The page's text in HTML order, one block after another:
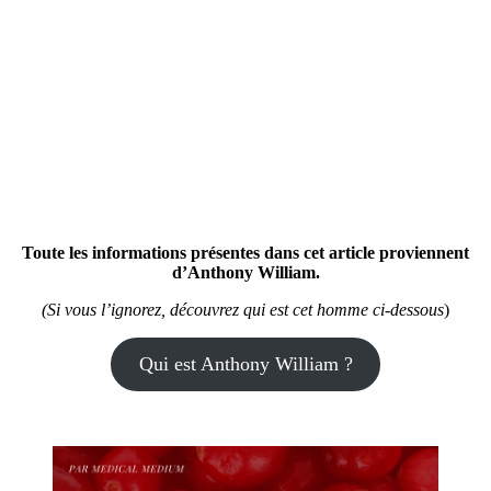
Toute les informations présentes dans cet article proviennent
d’Anthony William.
(Si vous l’ignorez, découvrez qui est cet homme ci-dessous)
Qui est Anthony William ?